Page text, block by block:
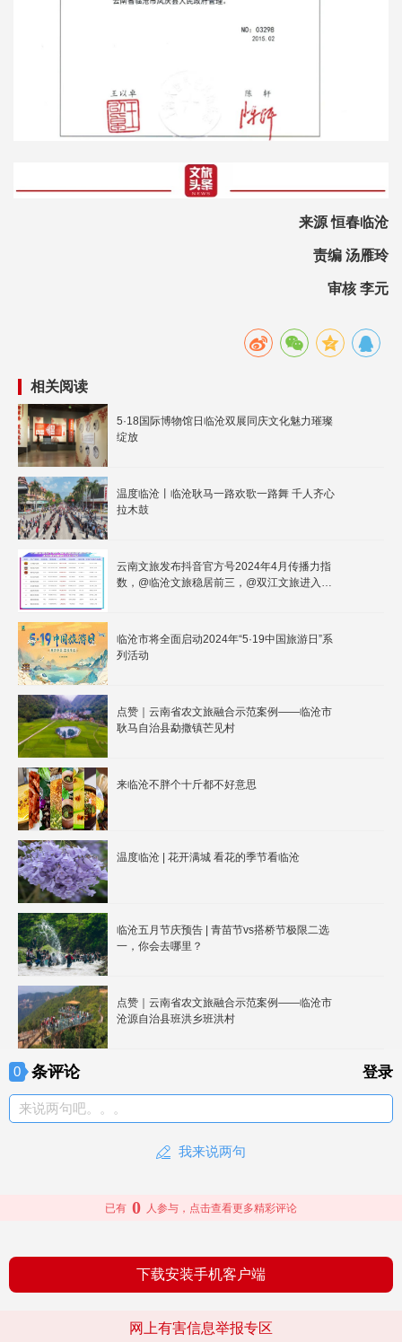
来源 恒春临沧
责编 汤雁玲
审核 李元
相关阅读
5·18国际博物馆日临沧双展同庆文化魅力璀璨
绽放
温度临沧丨临沧耿马一路欢歌一路舞 千人齐心
拉木鼓
云南文旅发布抖音官方号2024年4月传播力指
数，@临沧文旅稳居前三，@双江文旅进入前
临沧市将全面启动2024年“5·19中国旅游日”系
列活动
点赞｜云南省农文旅融合示范案例——临沧市
耿马自治县勐撒镇芒见村
来临沧不胖个十斤都不好意思
温度临沧 | 花开满城 看花的季节看临沧
临沧五月节庆预告 | 青苗节vs搭桥节极限二选
一，你会去哪里？
点赞｜云南省农文旅融合示范案例——临沧市
沧源自治县班洪乡班洪村
0 条评论 登录
来说两句吧。。。
我来说两句
已有 0 人参与，点击查看更多精彩评论
下载安装手机客户端
网上有害信息举报专区